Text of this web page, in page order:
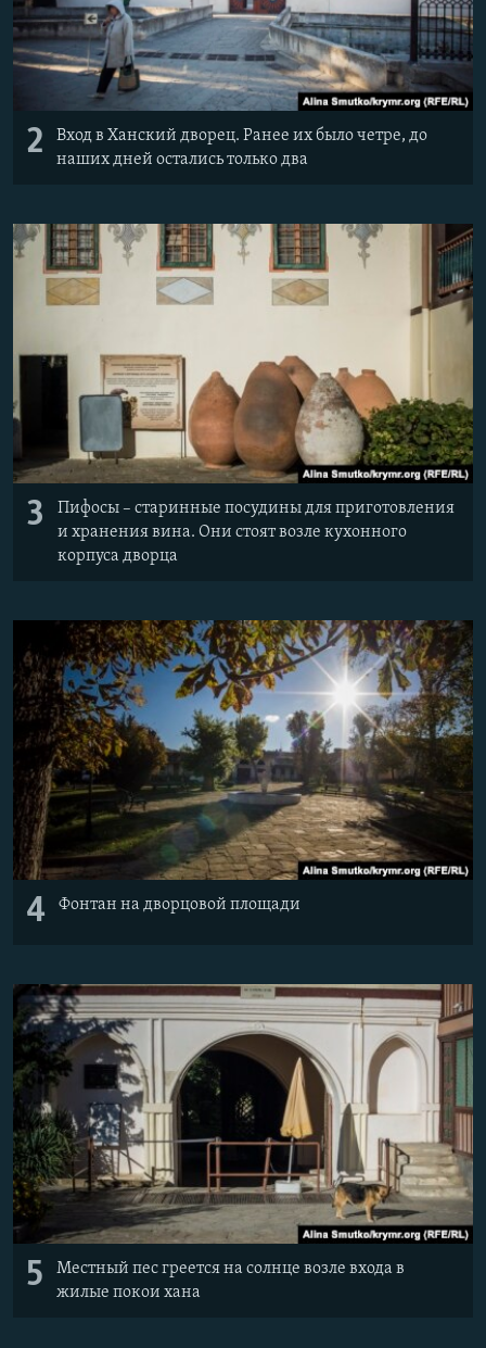
2
Вход в Ханский дворец. Ранее их было четре, до
наших дней остались только два
3
Пифосы – старинные посудины для приготовления
и хранения вина. Они стоят возле кухонного
корпуса дворца
4 Фонтан на дворцовой площади
5
Местный пес греется на солнце возле входа в
жилые покои хана